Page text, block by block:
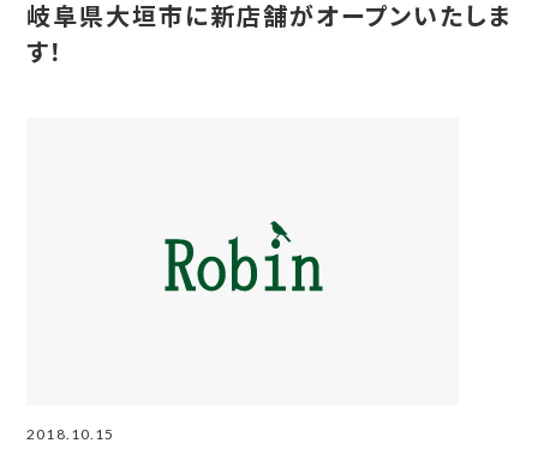
岐阜県大垣市に新店舗がオープンいたしま
す！
2018.10.15